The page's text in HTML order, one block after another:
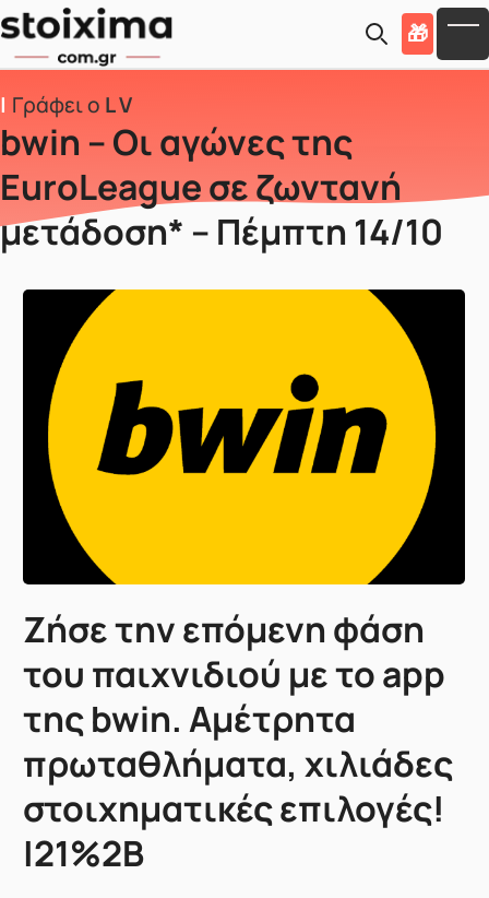
Skip to main content
🎁
Γράφει ο L V
bwin – Οι αγώνες της
EuroLeague σε ζωντανή
μετάδοση* – Πέμπτη 14/10
Ζήσε την επόμενη φάση
του παιχνιδιού με το app
της bwin. Αμέτρητα
πρωταθλήματα, χιλιάδες
στοιχηματικές επιλογές!
|21%2B